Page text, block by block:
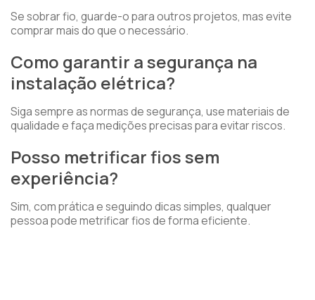
Se sobrar fio, guarde-o para outros projetos, mas evite
comprar mais do que o necessário.
Como garantir a segurança na
instalação elétrica?
Siga sempre as normas de segurança, use materiais de
qualidade e faça medições precisas para evitar riscos.
Posso metrificar fios sem
experiência?
Sim, com prática e seguindo dicas simples, qualquer
pessoa pode metrificar fios de forma eficiente.